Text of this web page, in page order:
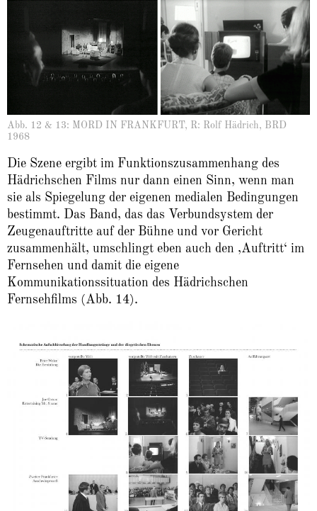
Abb. 12 & 13: MORD IN FRANKFURT, R: Rolf Hädrich, BRD
1968
Die Szene ergibt im Funktionszusammenhang des
Hädrichschen Films nur dann einen Sinn, wenn man
sie als Spiegelung der eigenen medialen Bedingungen
bestimmt. Das Band, das das Verbundsystem der
Zeugenauftritte auf der Bühne und vor Gericht
zusammenhält, umschlingt eben auch den ‚Auftritt‘ im
Fernsehen und damit die eigene
Kommunikationssituation des Hädrichschen
Fernsehfilms (Abb. 14).